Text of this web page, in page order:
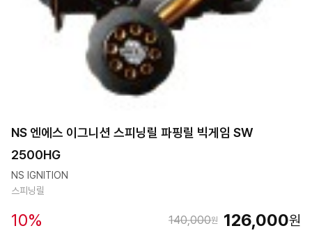
NS 엔에스 이그니션 스피닝릴 파핑릴 빅게임 SW
2500HG
NS IGNITION
스피닝릴
10% 140,000원 126,000원